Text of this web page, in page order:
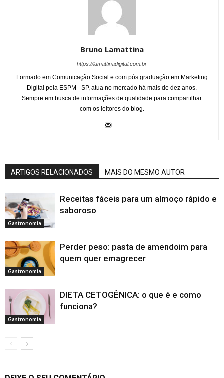
Bruno Lamattina
https://lamattinadigital.com.br
Formado em Comunicação Social e com pós graduação em Marketing
Digital pela ESPM - SP, atua no mercado há mais de dez anos.
Sempre em busca de informações de qualidade para compartilhar
com os leitores do blog.
ARTIGOS RELACIONADOS MAIS DO MESMO AUTOR
Gastronomia
Receitas fáceis para um almoço rápido e
saboroso
Gastronomia
Perder peso: pasta de amendoim para
quem quer emagrecer
Gastronomia
DIETA CETOGÊNICA: o que é e como
funciona?